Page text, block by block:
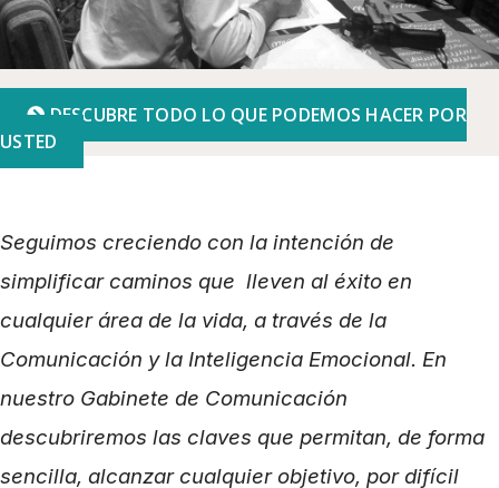
DESCUBRE TODO LO QUE PODEMOS HACER POR
USTED
Seguimos creciendo con la intención de
simplificar caminos que lleven al éxito en
cualquier área de la vida, a través de la
Comunicación y la Inteligencia Emocional. En
nuestro Gabinete de Comunicación
descubriremos las claves que permitan, de forma
sencilla, alcanzar cualquier objetivo, por difícil